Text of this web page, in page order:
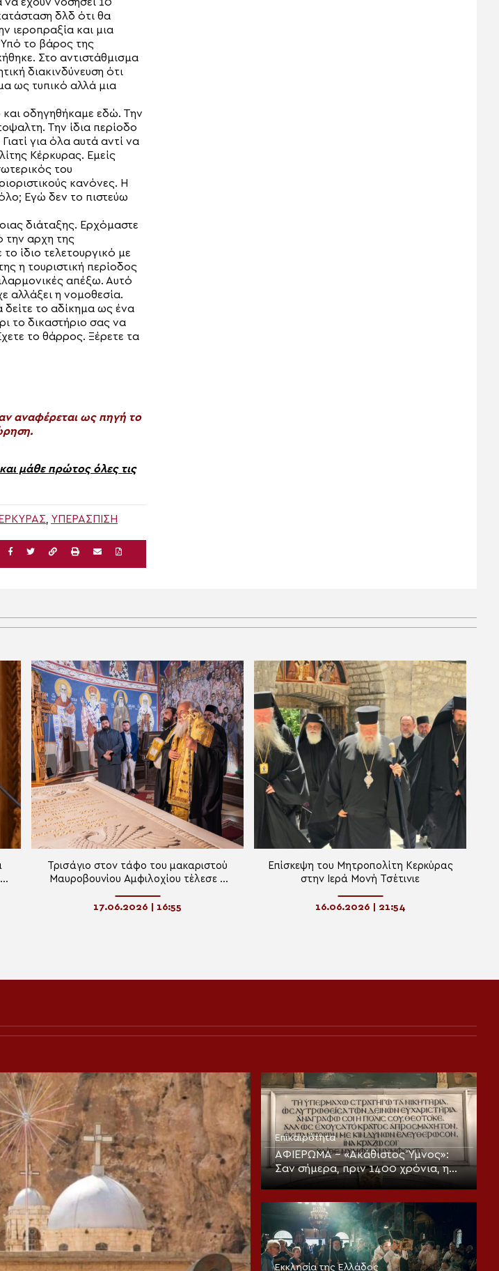
δλδ ότι θα
ιεροπραξία και μια
Υπό το βάρος της
Στο αντιστάθμισμα
διακινδύνευση ότι
ως τυπικό αλλά μια
και οδηγηθήκαμε εδώ. Την
Την ίδια περίοδο
για όλα αυτά αντί να
Κέρκυρας. Εμείς
του
κανόνες. Η
Εγώ δεν το πιστεύω
διάταξης. Ερχόμαστε
την αρχη της
ίδιο τελετουργικό με
η τουριστική περίοδος
απέξω. Αυτό
αλλάξει η νομοθεσία.
το αδίκημα ως ένα
το δικαστήριο σας να
το θάρρος. Ξέρετε τα
αναφέρεται ως πηγή το
μάθε πρώτος όλες τις
ΥΠΕΡΑΣΠΙΣΗ
Τρισάγιο στον τάφο του μακαριστού
Μαυροβουνίου Αμφιλοχίου τέλεσε ο
17.06.2026 | 16:55
Επίσκεψη του Μητροπολίτη Κερκύρας
στην Ιερά Μονή Τσέτινιε
16.06.2026 | 21:54
Επικαιρότητα
ΑΦΙΕΡΩΜΑ – «Ακάθιστος Ύμνος»:
Σαν σήμερα, πριν 1400 χρόνια, η
πρώτη ψαλμώδηση της
Εκκλησίας
Εκκλησία της Ελλάδος